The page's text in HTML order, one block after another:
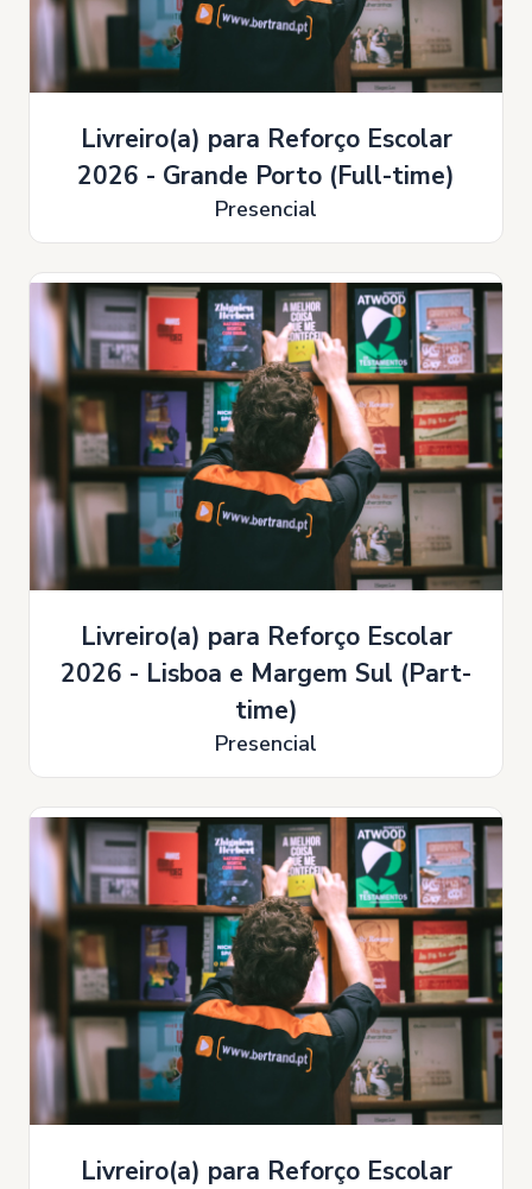
Livreiro(a) para Reforço Escolar
2026 - Grande Porto (Full-time)
Presencial
Livreiro(a) para Reforço Escolar
2026 - Lisboa e Margem Sul (Part-
time)
Presencial
Livreiro(a) para Reforço Escolar